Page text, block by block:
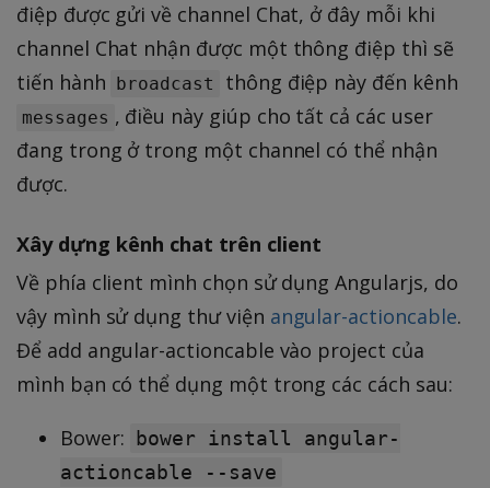
điệp được gửi về channel Chat, ở đây mỗi khi
channel Chat nhận được một thông điệp thì sẽ
tiến hành broadcast thông điệp này đến kênh
messages , điều này giúp cho tất cả các user
đang trong ở trong một channel có thể nhận
được.
Xây dựng kênh chat trên client
Về phía client mình chọn sử dụng Angularjs, do
vậy mình sử dụng thư viện angular-actioncable.
Để add angular-actioncable vào project của
mình bạn có thể dụng một trong các cách sau:
Bower:
bower install angular-
actioncable --save